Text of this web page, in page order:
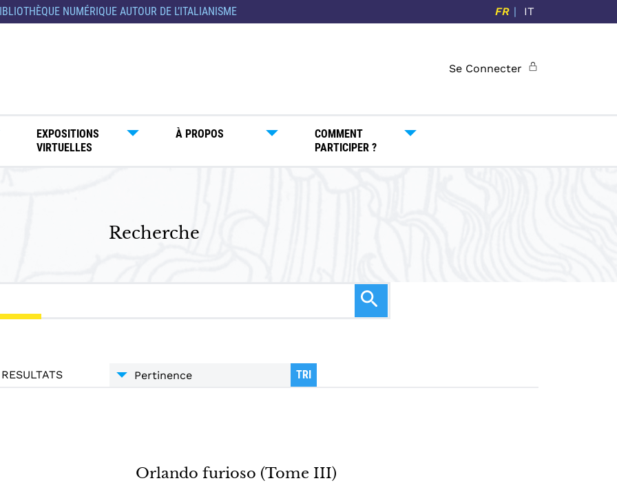
NUMÉRIQUE AUTOUR DE L’ITALIANISME FR IT
Se Connecter
EXPOSITIONS
VIRTUELLES
À PROPOS
COMMENT
PARTICIPER ?
Recherche
RESULTATS TRI
Orlando furioso (Tome III)